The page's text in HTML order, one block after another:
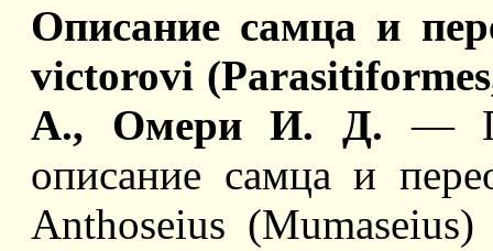
Описание самца и
victorovi
А., Омери И. Д. —
описание самца и
Anthoseius